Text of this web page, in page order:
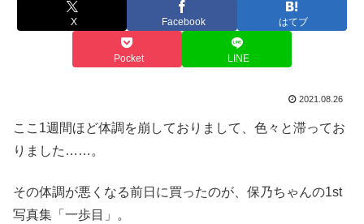
X Facebook はてブ
Pocket LINE
2021.08.26
ここ1週間ほど体調を崩しておりまして、色々と滞ってお
りました……。
その体調が悪くなる前日に買ったのが、保乃ちゃんの1st
写真集「一歩目」。